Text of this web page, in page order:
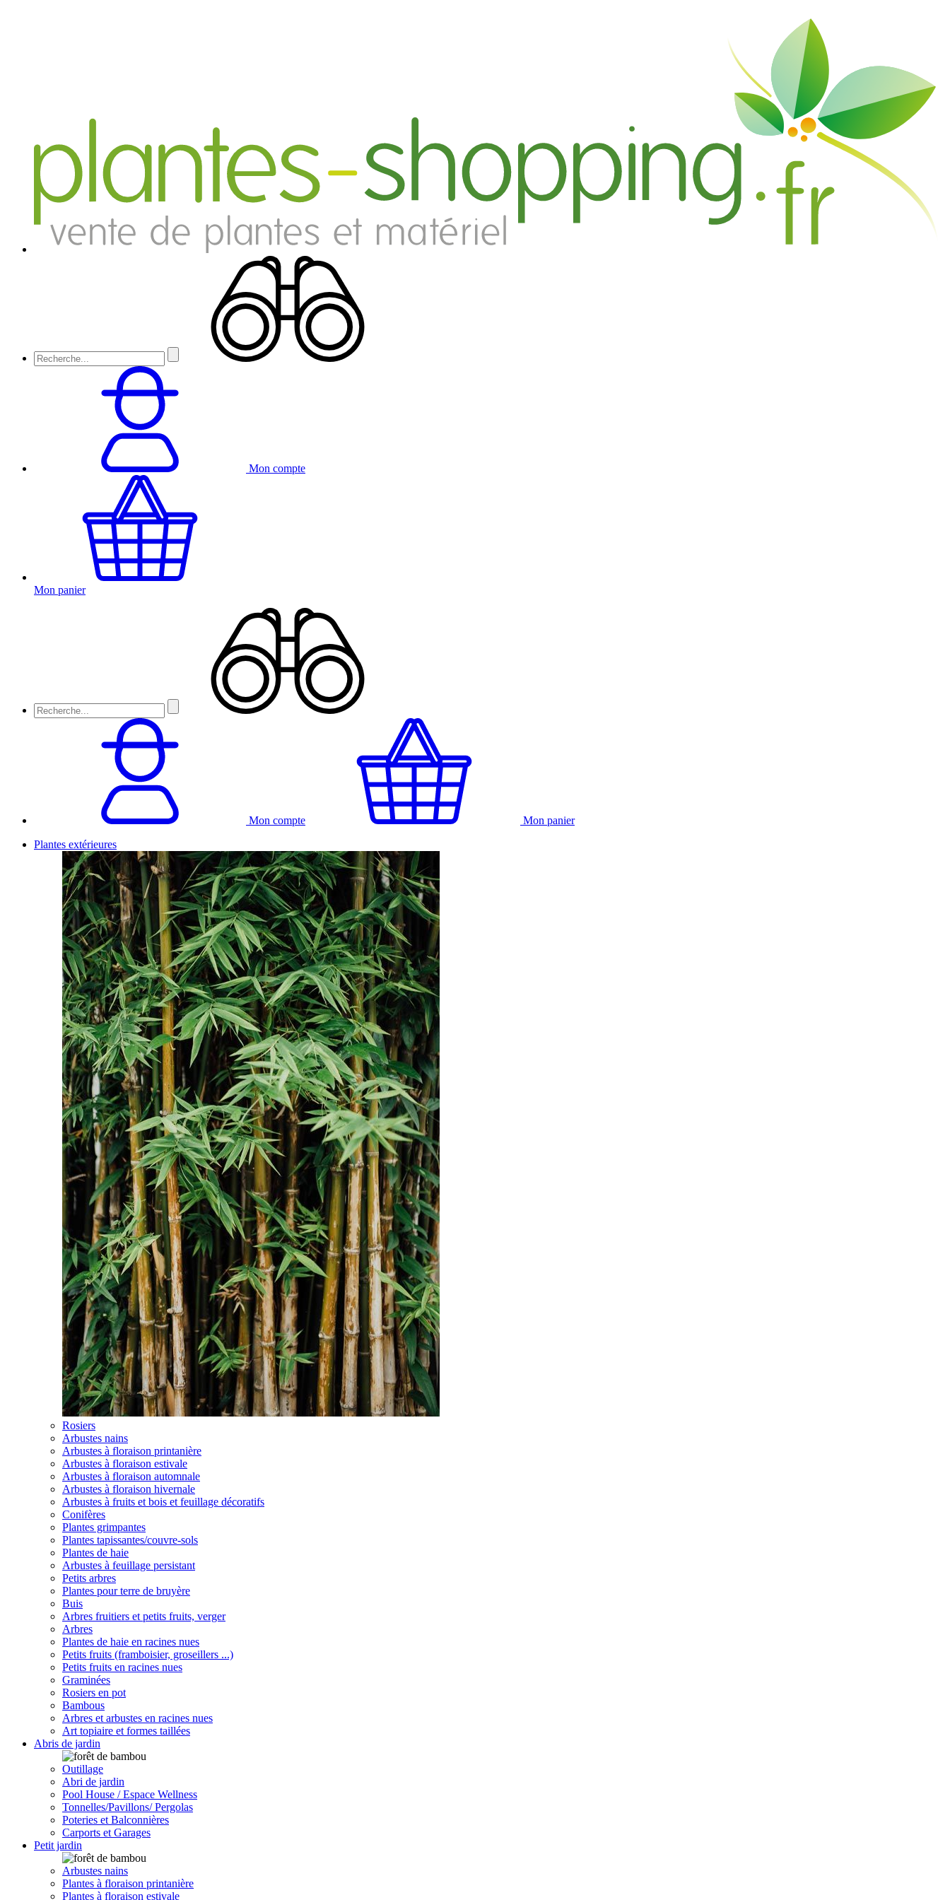
Mon compte
Mon panier
Mon compte
Mon panier
Plantes extérieures
Rosiers
Arbustes nains
Arbustes à floraison printanière
Arbustes à floraison estivale
Arbustes à floraison automnale
Arbustes à floraison hivernale
Arbustes à fruits et bois et feuillage décoratifs
Conifères
Plantes grimpantes
Plantes tapissantes/couvre-sols
Plantes de haie
Arbustes à feuillage persistant
Petits arbres
Plantes pour terre de bruyère
Buis
Arbres fruitiers et petits fruits, verger
Arbres
Plantes de haie en racines nues
Petits fruits (framboisier, groseillers ...)
Petits fruits en racines nues
Graminées
Rosiers en pot
Bambous
Arbres et arbustes en racines nues
Art topiaire et formes taillées
Abris de jardin
Outillage
Abri de jardin
Pool House / Espace Wellness
Tonnelles/Pavillons/ Pergolas
Poteries et Balconnières
Carports et Garages
Petit jardin
Arbustes nains
Plantes à floraison printanière
Plantes à floraison estivale